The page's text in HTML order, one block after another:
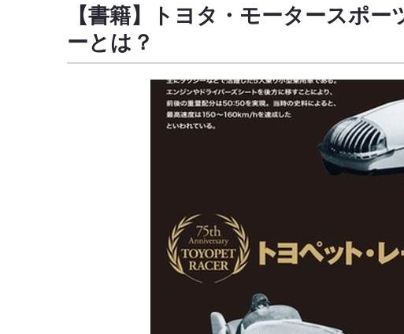
【書籍】トヨタ・モータースポ
ーとは？